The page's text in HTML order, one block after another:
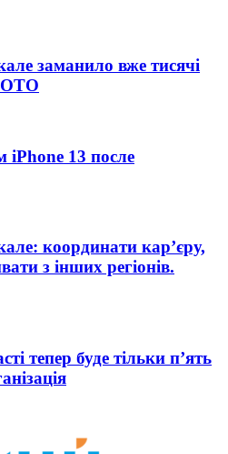
заманило вже тисячі
iPhone 13 после
координати кар’єру,
з інших регіонів.
тепер буде тільки п’ять